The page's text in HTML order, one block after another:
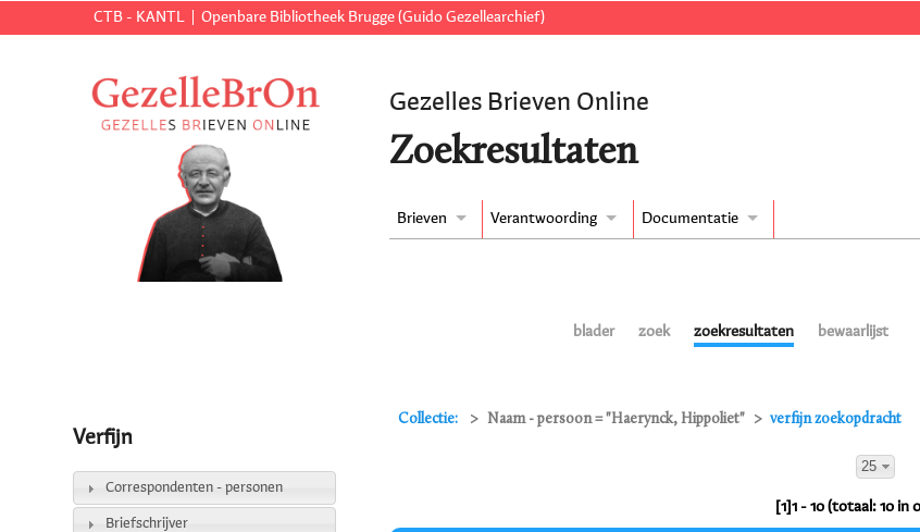
CTB - KANTL Openbare Bibliotheek Brugge (Guido Gezellearchief)
Gezelles Brieven Online
Zoekresultaten
Brieven Verantwoording Documentatie
blader zoek zoekresultaten bewaarlijst
Collectie: Naam - persoon = "Haerynck, Hippoliet" verfijn zoekopdracht
25
[1]1 - 10 (totaal: 10 in
Verfijn
Correspondenten - personen
Briefschrijver